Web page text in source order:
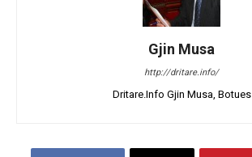
Gjin Musa
http://dritare.info/
Dritare.Info Gjin Musa, Botues